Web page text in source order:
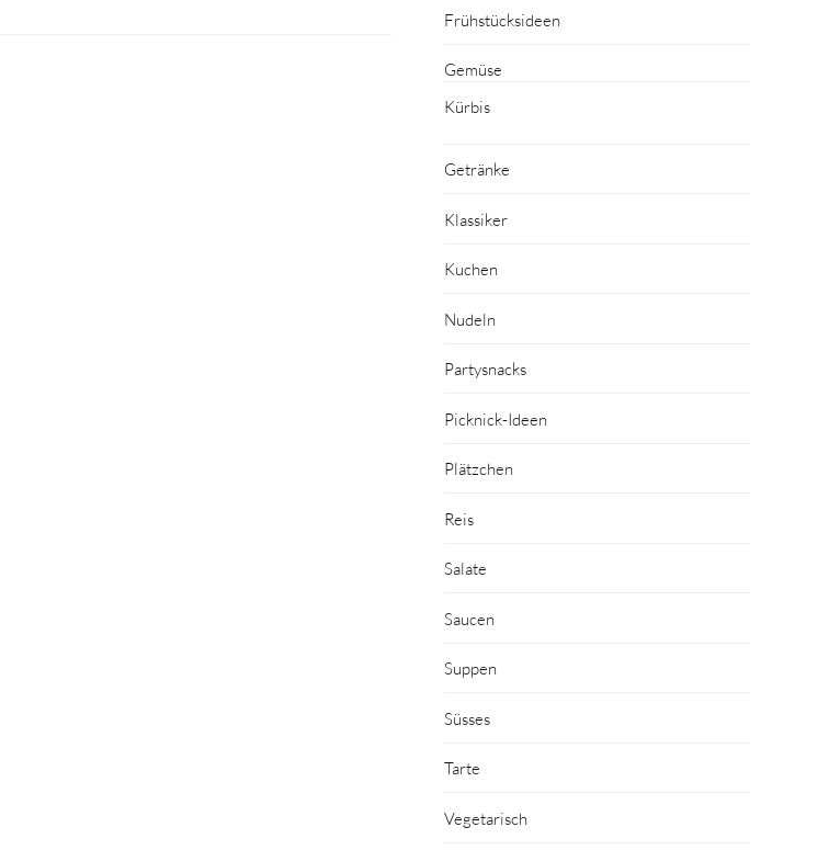
Frühstücksideen
Gemüse
Kürbis
Getränke
Klassiker
Kuchen
Nudeln
Partysnacks
Picknick-Ideen
Plätzchen
Reis
Salate
Saucen
Suppen
Süsses
Tarte
Vegetarisch